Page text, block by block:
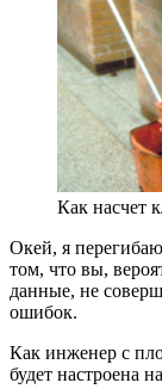
Как насчет
Окей, я
том, что вы,
данные, не
ошибок.
Как инженер с
будет настроена